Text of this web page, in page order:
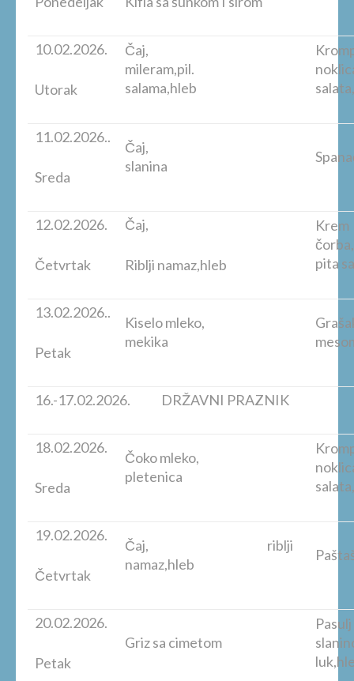
10.02.2026.
Utorak
Čaj,
mileram,pil.
salama,hleb
11.02.2026..
Sreda
Čaj,
slanina
12.02.2026.
Četvrtak
Čaj,
Riblji namaz,hleb
Krem
pita
13.02.2026..
Petak
Kiselo mleko,
mekika
16.-17.02.2026. DRŽAVNI PRAZNIK
18.02.2026.
Sreda
Čoko mleko,
pletenica
19.02.2026.
Četvrtak
Čaj, riblji
namaz,hleb
20.02.2026.
Petak
Griz sa cimetom